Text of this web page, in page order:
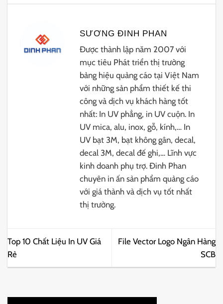
SƯƠNG ĐINH PHAN
Được thành lập năm 2007 với
mục tiêu Phát triển thị trường
bảng hiệu quảng cáo tại Việt Nam
với những sản phẩm thiết kế thi
công và dịch vụ khách hàng tốt
nhất: In UV phẳng, in UV cuộn. In
UV mica, alu, inox, gỗ, kính,… In
UV bạt 3M, bạt không gân, decal,
decal 3M, decal đế ghi,… Lĩnh vực
kinh doanh phụ trợ. Đinh Phan
chuyên in ấn sản phẩm quảng cáo
với giá thành và dịch vụ tốt nhất
thị trường.
Top 10 Chất Liệu In UV Giá
Rẻ
File Vector Logo Ngân Hàng
SCB